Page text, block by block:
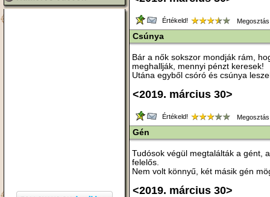
Értékeld!
Csúnya
Bár a nők sokszor mondják rám,
meghallják, mennyi pénzt keresek!
Utána egyből csóró és csúnya
<2019. március 30>
Értékeld!
Gén
Tudósok végül megtalálták a gént,
felelős.
Nem volt könnyű, két másik gén
<2019. március 30>